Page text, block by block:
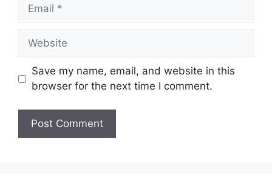
Website
Save my name, email, and website in this
browser for the next time I comment.